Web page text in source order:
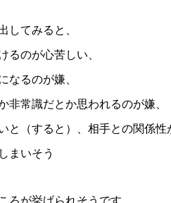
してみると、
るのが心苦しい、
なるのが嫌、
非常識だとか思われるのが嫌、
と（すると）、相手との関係性
まいそう
ろが挙げられそうです。